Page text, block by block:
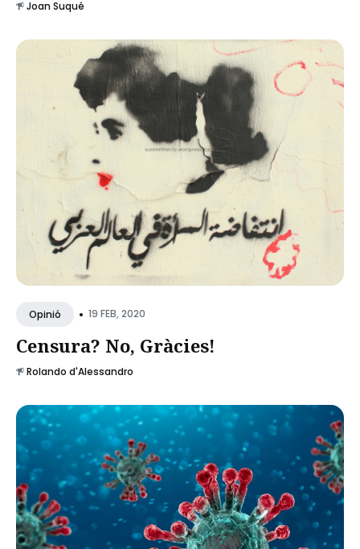
Joan Suqué
Opinió • 19 FEB, 2020
Censura? No, Gràcies!
Rolando d'Alessandro